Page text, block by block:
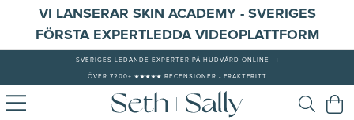
VI LANSERAR SKIN ACADEMY - SVERIGES
FÖRSTA EXPERTLEDDA VIDEOPLATTFORM
SVERIGES LEDANDE EXPERTER PÅ HUDVÅRD ONLINE
ÖVER 7200+ ★★★★★ RECENSIONER - FRAKTFRITT